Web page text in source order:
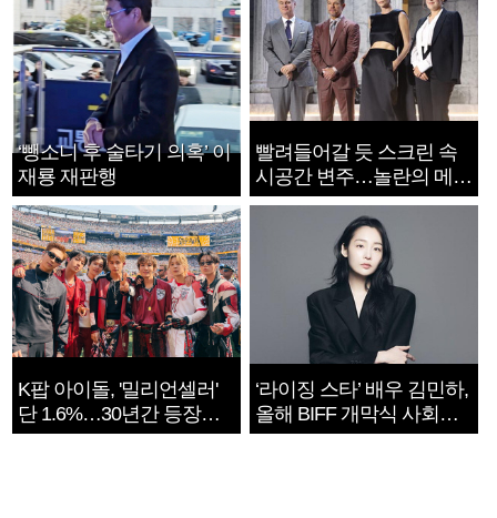
‘뺑소니 후 술타기 의혹’ 이
재룡 재판행
빨려들어갈 듯 스크린 속
시공간 변주…놀란의 메시
지는 ‘전쟁 속죄’
K팝 아이돌, '밀리언셀러'
단 1.6%…30년간 등장
1182개팀 전수조사
‘라이징 스타’ 배우 김민하,
올해 BIFF 개막식 사회자
확정